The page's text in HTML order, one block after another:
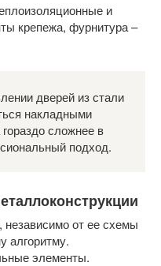
и
крепежа, фурнитура –
дверей из стали
накладными
сложнее в
подход.
от ее схемы
алгоритму.
элементы.